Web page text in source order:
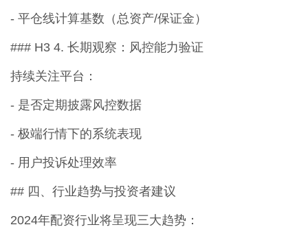
- 平仓线计算基数（总资产/保证金）
### H3 4. 长期观察：风控能力验证
持续关注平台：
- 是否定期披露风控数据
- 极端行情下的系统表现
- 用户投诉处理效率
## 四、行业趋势与投资者建议
2024年配资行业将呈现三大趋势：